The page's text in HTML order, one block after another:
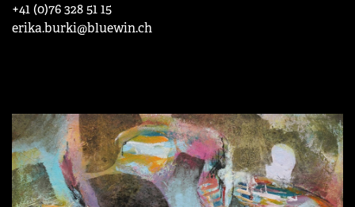
+41 (0)76 328 51 15
erika.burki@bluewin.ch